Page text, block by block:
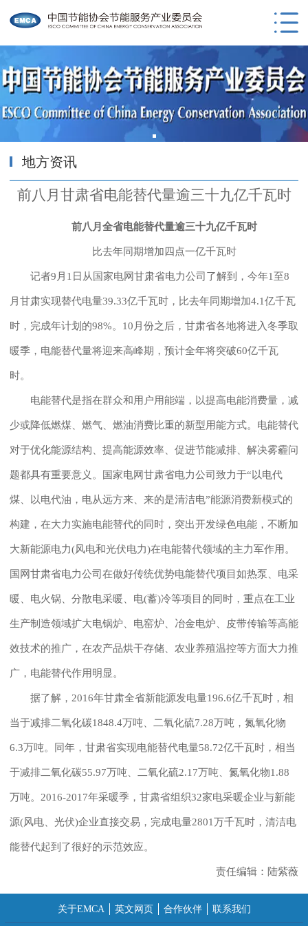
地方资讯
前八月甘肃省电能替代量逾三十九亿千瓦时
前八月全省电能替代量逾三十九亿千瓦时
比去年同期增加四点一亿千瓦时
记者9月1日从国家电网甘肃省电力公司了解到，今年1至8
月甘肃实现替代电量39.33亿千瓦时，比去年同期增加4.1亿千瓦
时，完成年计划的98%。10月份之后，甘肃省各地将进入冬季取
暖季，电能替代量将迎来高峰期，预计全年将突破60亿千瓦
时。
电能替代是指在群众和用户用能端，以提高电能消费量，减
少或降低燃煤、燃气、燃油消费比重的新型用能方式。电能替代
对于优化能源结构、提高能源效率、促进节能减排、解决雾霾问
题都具有重要意义。国家电网甘肃省电力公司致力于“以电代
煤、以电代油，电从远方来、来的是清洁电”能源消费新模式的
构建，在大力实施电能替代的同时，突出开发绿色电能，不断加
大新能源电力(风电和光伏电力)在电能替代领域的主力军作用。
国网甘肃省电力公司在做好传统优势电能替代项目如热泵、电采
暖、电火锅、分散电采暖、电(蓄)冷等项目的同时，重点在工业
生产制造领域扩大电锅炉、电窑炉、冶金电炉、皮带传输等高能
效技术的推广，在农产品烘干存储、农业养殖温控等方面大力推
广，电能替代作用明显。
据了解，2016年甘肃全省新能源发电量196.6亿千瓦时，相
当于减排二氧化碳1848.4万吨、二氧化硫7.28万吨，氮氧化物
6.3万吨。同年，甘肃省实现电能替代电量58.72亿千瓦时，相当
于减排二氧化碳55.97万吨、二氧化硫2.17万吨、氮氧化物1.88
万吨。2016-2017年采暖季，甘肃省组织32家电采暖企业与新能
源(风电、光伏)企业直接交易，完成电量2801万千瓦时，清洁电
能替代起到了很好的示范效应。
责任编辑：陆紫薇
关于EMCA 英文网页 合作伙伴 联系我们